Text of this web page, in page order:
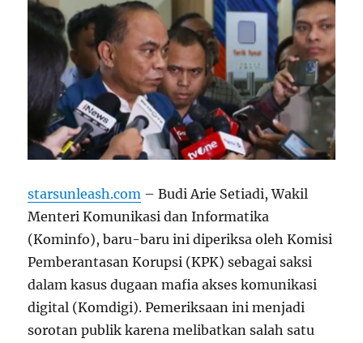
starsunleash.com – Budi Arie Setiadi, Wakil
Menteri Komunikasi dan Informatika
(Kominfo), baru-baru ini diperiksa oleh Komisi
Pemberantasan Korupsi (KPK) sebagai saksi
dalam kasus dugaan mafia akses komunikasi
digital (Komdigi). Pemeriksaan ini menjadi
sorotan publik karena melibatkan salah satu